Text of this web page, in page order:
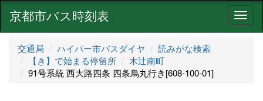
ナ
ビ
京都市バス時刻表
交通局 ハイパー市バスダイヤ
読みがな検索
【き】で始まる停留所
木辻南町
91号系統 西大路四条 四条烏丸行き[608-100-01]